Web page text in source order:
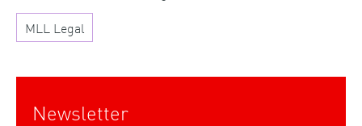
MLL Legal
Newsletter